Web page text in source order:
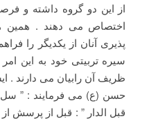
از این دو گروه داشته و
اختصاص می دهند . همین
پذیری آنان از یکدیگر را
سیره تربیتی خود به این
ظریف آن رابیان می دارند .
حسن (ع) می فرمایند : ” سل
قبل الدار ” : قبل از پرسش